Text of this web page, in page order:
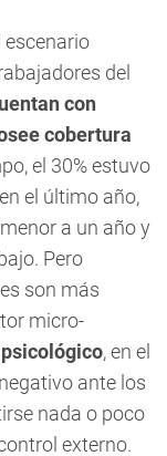
escenario
del
con
cobertura
el 30% estuvo
el último año,
a un año y
Pero
son más
micro-
, en el
ante los
nada o poco
externo.